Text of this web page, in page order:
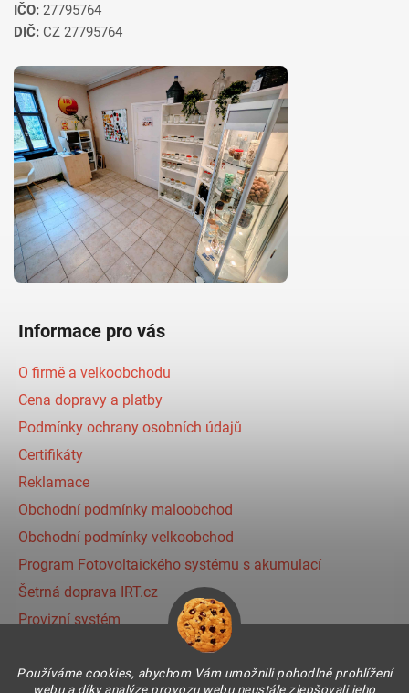
Používáme cookies, abychom Vám umožnili pohodlné prohlížení
webu a díky analýze provozu webu neustále zlepšovali jeho
IČO: 27795764
DIČ: CZ 27795764
Informace pro vás
O firmě a velkoobchodu
Cena dopravy a platby
Podmínky ochrany osobních údajů
Certifikáty
Reklamace
Obchodní podmínky maloobchod
Obchodní podmínky velkoobchod
Program Fotovoltaického systému s akumulací
Šetrná doprava IRT.cz
Provizní systém
Instagram